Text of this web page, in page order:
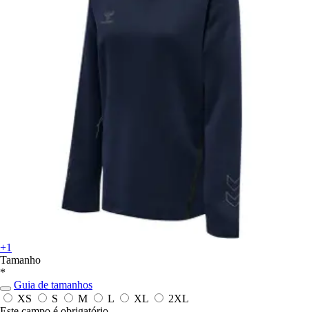
+1
Tamanho
*
Guia de tamanhos
XS
S M L XL
2XL